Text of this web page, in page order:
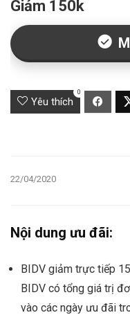
Giảm 150k
Yêu thích
0
22/04/2020
Nội dung ưu đãi:
BIDV giảm trực tiếp
BIDV có tổng giá trị
vào các ngày ưu đãi